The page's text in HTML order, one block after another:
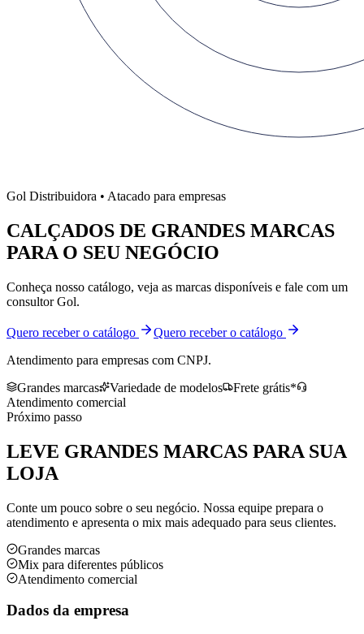
Gol Distribuidora • Atacado para empresas
CALÇADOS DE GRANDES MARCAS
PARA O SEU NEGÓCIO
Conheça nosso catálogo, veja as marcas disponíveis e fale com um
consultor Gol.
Quero receber o catálogo
Quero receber o catálogo
Atendimento para empresas com CNPJ.
Grandes marcas
Variedade de modelos
Frete grátis*
Atendimento comercial
Próximo passo
LEVE GRANDES MARCAS PARA SUA
LOJA
Conte um pouco sobre o seu negócio. Nossa equipe prepara o
atendimento e apresenta o mix mais adequado para seus clientes.
Grandes marcas
Mix para diferentes públicos
Atendimento comercial
Dados da empresa